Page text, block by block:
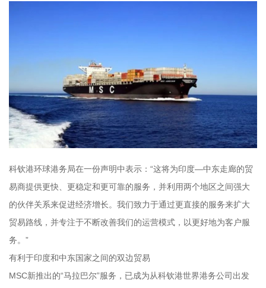
科钦港环球港务局在一份声明中表示：“这将为印度—中东走廊的贸
易商提供更快、更稳定和更可靠的服务，并利用两个地区之间强大
的伙伴关系来促进经济增长。我们致力于通过更直接的服务来扩大
贸易路线，并专注于不断改善我们的运营模式，以更好地为客户服
务。”
有利于印度和中东国家之间的双边贸易
MSC新推出的“马拉巴尔”服务，已成为从科钦港世界港务公司出发